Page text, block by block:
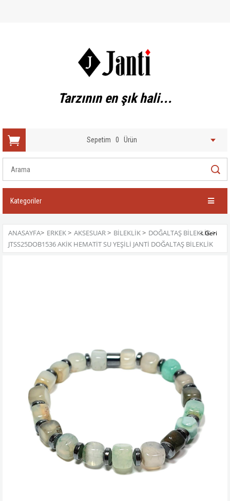
Tarzının en şık hali...
Sepetim 0 Ürün
Kategoriler
ANASAYFA> ERKEK> AKSESUAR> BILEKLIK> DOĞALTAŞ BILEKLIK>
JTSS25DOB1536 AKİK HEMATİT SU YEŞİLİ JANTİ DOĞALTAŞ BİLEKLİK